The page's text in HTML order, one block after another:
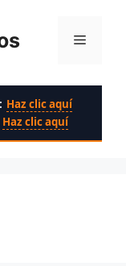
Menú
Haz clic aquí
Haz clic aquí